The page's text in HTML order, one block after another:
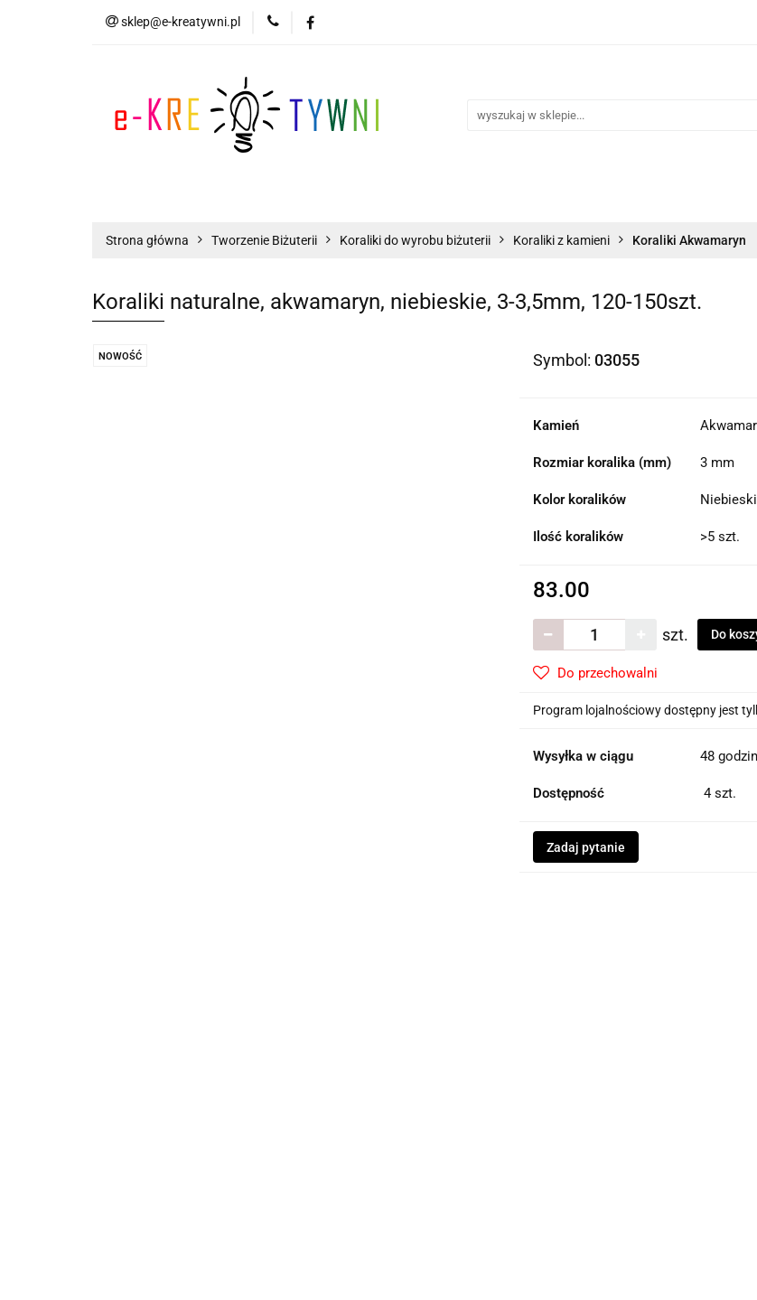
sklep@e-kreatywni.pl
Tworzenie Biżuterii
Biżuteria Nowości
Strona główna Tworzenie Biżuterii Koraliki do wyrobu biżuterii Koraliki z kamieni Koraliki Akwamaryn
Koraliki naturalne, akwamaryn, niebieskie, 3-3,5mm, 120-150szt.
NOWOŚĆ Symbol: 03055
Kamień
Rozmiar koralika (mm) 3 mm
Kolor koralików Niebieski
Ilość koralików >5 szt.
83.00
szt. Do
Do przechowalni
Program lojalnościowy dostępny jest
Wysyłka w ciągu 48 godzin
Dostępność 4 szt.
Zadaj pytanie